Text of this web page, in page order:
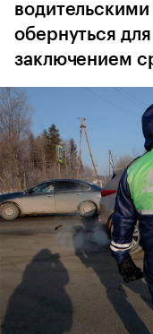
обернуться
заключением